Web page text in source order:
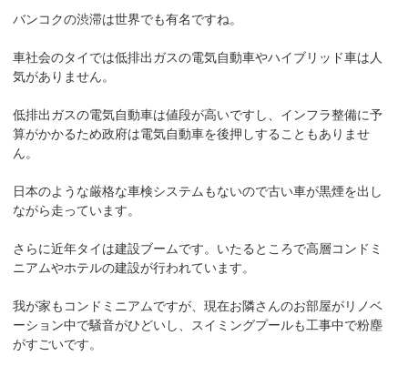
バンコクの渋滞は世界でも有名ですね。
車社会のタイでは低排出ガスの電気自動車やハイブリッド車は人
気がありません。
低排出ガスの電気自動車は値段が高いですし、インフラ整備に予
算がかかるため政府は電気自動車を後押しすることもありませ
ん。
日本のような厳格な車検システムもないので古い車が黒煙を出し
ながら走っています。
さらに近年タイは建設ブームです。いたるところで高層コンドミ
ニアムやホテルの建設が行われています。
我が家もコンドミニアムですが、現在お隣さんのお部屋がリノベ
ーション中で騒音がひどいし、スイミングプールも工事中で粉塵
がすごいです。